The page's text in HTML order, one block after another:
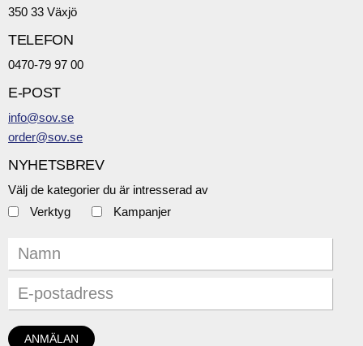
350 33 Växjö
TELEFON
0470-79 97 00
E-POST
info@sov.se
order@sov.se
NYHETSBREV
Välj de kategorier du är intresserad av
Verktyg
Kampanjer